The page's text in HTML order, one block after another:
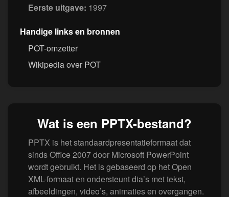
Eerste uitgave: 1997
Handige links en bronnen
POT-omzetter
Wikipedia over POT
Wat is een PPTX-bestand?
PPTX is het standaardpresentatieformaat dat
sinds Office 2007 door Microsoft PowerPoint
wordt gebruikt. Het is gebaseerd op het Open
XML-formaat en ondersteunt dia’s met tekst,
afbeeldingen, video’s, animaties en overgangen.